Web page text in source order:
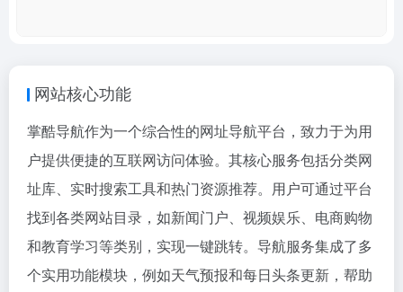
网站核心功能
掌酷导航作为一个综合性的网址导航平台，致力于为用
户提供便捷的互联网访问体验。其核心服务包括分类网
址库、实时搜索工具和热门资源推荐。用户可通过平台
找到各类网站目录，如新闻门户、视频娱乐、电商购物
和教育学习等类别，实现一键跳转。导航服务集成了多
个实用功能模块，例如天气预报和每日头条更新，帮助